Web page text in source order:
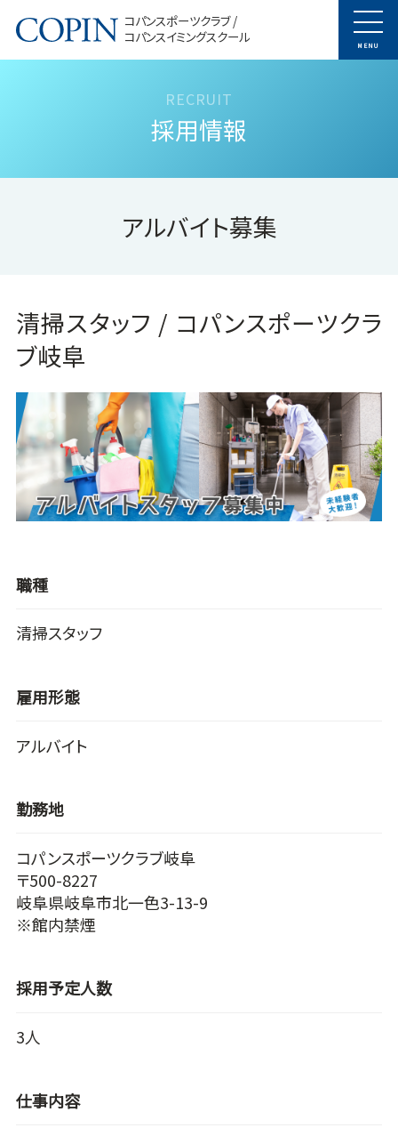
コパンスポーツクラブ /
コパンスイミングスクール
MENU
採用情報
アルバイト募集
清掃スタッフ / コパンスポーツクラ
ブ岐阜
職種
清掃スタッフ
雇用形態
アルバイト
勤務地
コパンスポーツクラブ岐阜
〒500-8227
岐阜県岐阜市北一色3-13-9
※館内禁煙
採用予定人数
3人
仕事内容